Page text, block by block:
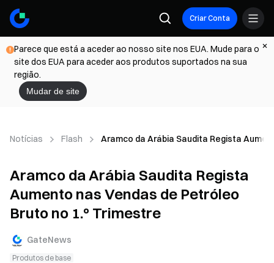
Criar Conta
Parece que está a aceder ao nosso site nos EUA. Mude para o
site dos EUA para aceder aos produtos suportados na sua
região.
Mudar de site
Notícias Flash Aramco da Arábia Saudita Regista
Aramco da Arábia Saudita Regista
Aumento nas Vendas de Petróleo
Bruto no 1.º Trimestre
GateNews
Produtos de base